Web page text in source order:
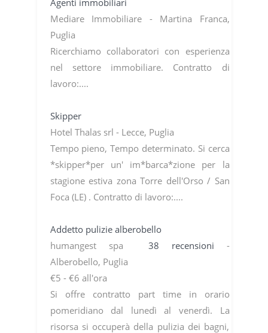
Mediare Immobiliare - Martina Franca,
Puglia
Ricerchiamo collaboratori con esperienza
nel settore immobiliare. Contratto di
lavoro:....
Skipper
Hotel Thalas srl - Lecce, Puglia
Tempo pieno, Tempo determinato. Si cerca
*skipper*per un' im*barca*zione per la
stagione estiva zona Torre dell'Orso / San
Foca (LE) . Contratto di lavoro:....
Addetto pulizie alberobello
humangest spa 38 recensioni -
Alberobello, Puglia
€5 - €6 all'ora
Si offre contratto part time in orario
pomeridiano dal lunedì al venerdì. La
risorsa si occuperà della pulizia dei bagni,